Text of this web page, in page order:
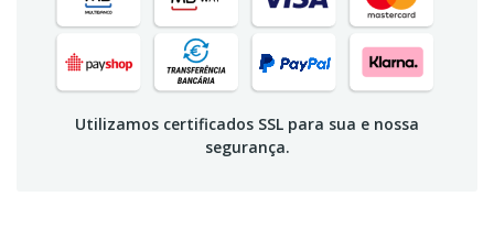
Utilizamos certificados SSL para sua e nossa
segurança.